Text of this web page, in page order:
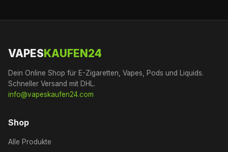
VAPESKAUFEN24
Dein Online Shop für E-Zigaretten, Vapes, Pods und Liquids.
Schneller Versand mit DHL.
info@vapeskaufen24.com
Shop
Alle Produkte